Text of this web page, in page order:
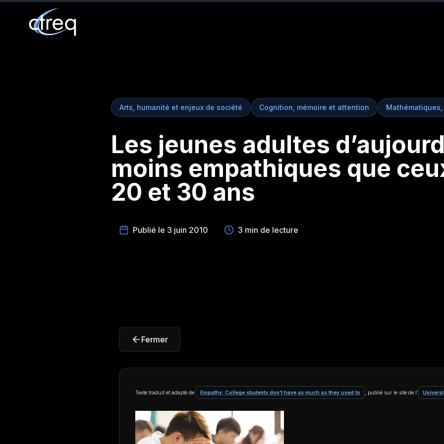
Arts, humanité et enjeux de société Cognition, mémoire et attention
Les jeunes adultes
moins empathiques que
20 et 30 ans
Publié le 3 juin 2010 3 min de lecture
Fermer
Texte traduit et adapté de Empathy: College students don’t have as much as they used to , publié sur le site de l’